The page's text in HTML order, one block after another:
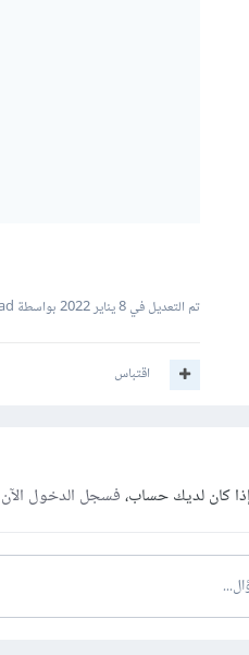
تم التعديل في8 يناير 2022 بواسطة Mohammed_Emad
اقتباس
كان لديك حساب،فسجل الدخول الآن